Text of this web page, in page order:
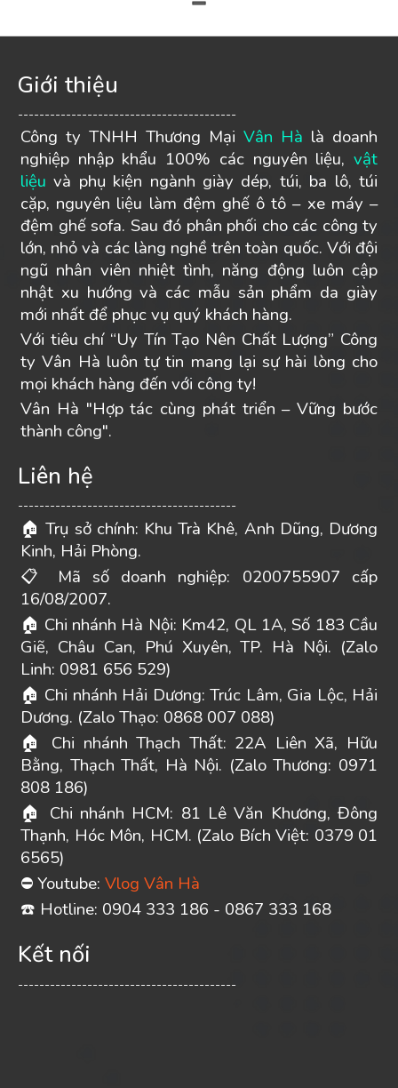
Giới thiệu
-----------------------------------------
Công ty TNHH Thương Mại Vân Hà là doanh
nghiệp nhập khẩu 100% các nguyên liệu, vật
liệu và phụ kiện ngành giày dép, túi, ba lô, túi
cặp, nguyên liệu làm đệm ghế ô tô – xe máy –
đệm ghế sofa. Sau đó phân phối cho các công ty
lớn, nhỏ và các làng nghề trên toàn quốc. Với đội
ngũ nhân viên nhiệt tình, năng động luôn cập
nhật xu hướng và các mẫu sản phẩm da giày
mới nhất để phục vụ quý khách hàng.
Với tiêu chí “Uy Tín Tạo Nên Chất Lượng” Công
ty Vân Hà luôn tự tin mang lại sự hài lòng cho
mọi khách hàng đến với công ty!
Vân Hà "Hợp tác cùng phát triển – Vững bước
thành công".
Liên hệ
-----------------------------------------
🏠 Trụ sở chính: Khu Trà Khê, Anh Dũng, Dương
Kinh, Hải Phòng.
📋
Mã số doanh nghiệp: 0200755907 cấp
16/08/2007.
🏠 Chi nhánh Hà Nội: Km42, QL 1A, Số 183 Cầu
Giẽ, Châu Can, Phú Xuyên, TP. Hà Nội. (Zalo
Linh: 0981 656 529)
🏠 Chi nhánh Hải Dương: Trúc Lâm, Gia Lộc, Hải
Dương. (Zalo Thạo: 0868 007 088)
🏠 Chi nhánh Thạch Thất: 22A Liên Xã, Hữu
Bằng, Thạch Thất, Hà Nội. (Zalo Thương: 0971
808 186)
🏠
Chi nhánh HCM: 81 Lê Văn Khương, Đông
Thạnh, Hóc Môn, HCM. (Zalo Bích Việt: 0379 01
6565)
⛔ Youtube: Vlog Vân Hà
☎ ️ Hotline: 0904 333 186 - 0867 333 168
Kết nối
-----------------------------------------